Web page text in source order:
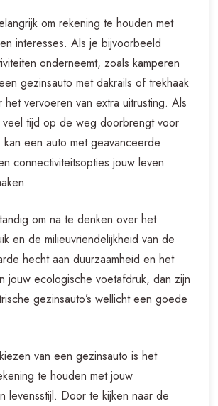
om rekening te houden met
interesses. Als je bijvoorbeeld
onderneemt, zoals kamperen
gezinsauto met dakrails of trekhaak
het vervoeren van extra uitrusting. Als
tijd op de weg doorbrengt voor
een auto met geavanceerde
connectiviteitsopties jouw leven
om na te denken over het
en de milieuvriendelijkheid van de
hecht aan duurzaamheid en het
jouw ecologische voetafdruk, dan zijn
gezinsauto’s wellicht een goede
van een gezinsauto is het
te houden met jouw
levensstijl. Door te kijken naar de